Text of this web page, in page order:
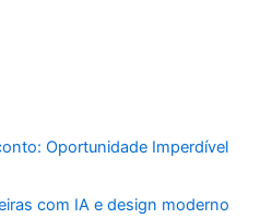
Oportunidade Imperdível
com IA e design moderno